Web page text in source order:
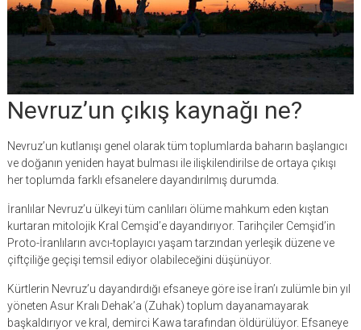
Nevruz’un çıkış kaynağı ne?
Nevruz’un kutlanışı genel olarak tüm toplumlarda baharın başlangıcı
ve doğanın yeniden hayat bulması ile ilişkilendirilse de ortaya çıkışı
her toplumda farklı efsanelere dayandırılmış durumda.
İranlılar Nevruz’u ülkeyi tüm canlıları ölüme mahkum eden kıştan
kurtaran mitolojik Kral Cemşid’e dayandırıyor. Tarihçiler Cemşid’in
Proto-İranlıların avcı-toplayıcı yaşam tarzından yerleşik düzene ve
çiftçiliğe geçişi temsil ediyor olabileceğini düşünüyor.
Kürtlerin Nevruz’u dayandırdığı efsaneye göre ise İran’ı zulümle bin yıl
yöneten Asur Kralı Dehak’a (Zuhak) toplum dayanamayarak
başkaldırıyor ve kral, demirci Kawa tarafından öldürülüyor. Efsaneye